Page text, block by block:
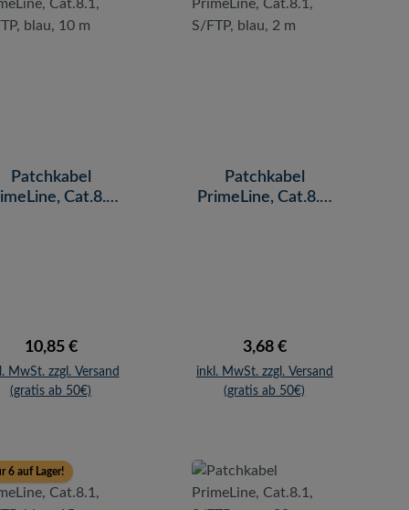
Patchkabel
Cat.8.1,
Regulärer Preis:
10,85 €
MwSt. zzgl. Versand
(gratis ab 50€)
Patchkabel
PrimeLine, Cat.8.1,
Regulärer Preis:
3,68 €
inkl. MwSt. zzgl. Versand
(gratis ab 50€)
6 auf Lager!